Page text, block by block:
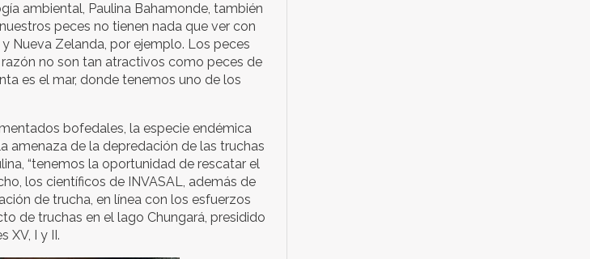
ambiental, Paulina Bahamonde, también
peces no tienen nada que ver con
Nueva Zelanda, por ejemplo. Los peces
no son tan atractivos como peces de
es el mar, donde tenemos uno de los
bofedales, la especie endémica
amenaza de la depredación de las truchas
“tenemos la oportunidad de rescatar el
los científicos de INVASAL, además de
de trucha, en línea con los esfuerzos
de truchas en el lago Chungará, presidido
XV, I y II.